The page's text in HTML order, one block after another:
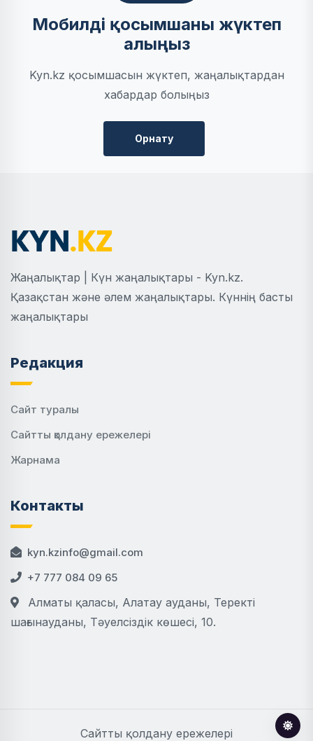
Мобилді қосымшаны жүктеп
алыңыз
Kyn.kz қосымшасын жүктеп, жаңалықтардан
хабардар болыңыз
Орнату
Жаңалықтар | Күн жаңалықтары - Kyn.kz.
Қазақстан және әлем жаңалықтары. Күннің басты
жаңалықтары
Редакция
Сайт туралы
Сайтты қолдану ережелері
Жарнама
Контакты
kyn.kzinfo@gmail.com
+7 777 084 09 65
Алматы қаласы, Алатау ауданы, Теректі
шағынауданы, Тәуелсіздік көшесі, 10.
Сайтты қолдану ережелері